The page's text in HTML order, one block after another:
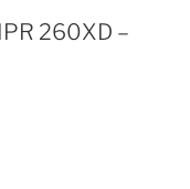
260XD –